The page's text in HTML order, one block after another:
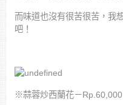
而味道也沒有很苦很苦，我
吧！
※蒜蓉炒西蘭花－Rp.60,000